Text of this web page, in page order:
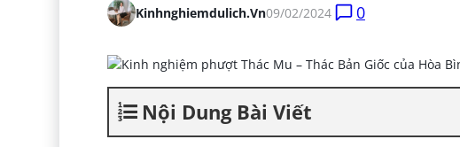
Kinhnghiemdulich.vn09/02/2024 0
Nội Dung Bài Viết